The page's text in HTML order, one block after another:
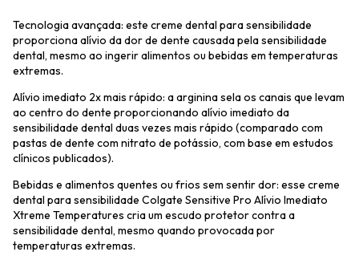
Tecnologia avançada: este creme dental para sensibilidade
proporciona alívio da dor de dente causada pela sensibilidade
dental, mesmo ao ingerir alimentos ou bebidas em temperaturas
extremas.
Alívio imediato 2x mais rápido: a arginina sela os canais que levam
ao centro do dente proporcionando alívio imediato da
sensibilidade dental duas vezes mais rápido (comparado com
pastas de dente com nitrato de potássio, com base em estudos
clínicos publicados).
Bebidas e alimentos quentes ou frios sem sentir dor: esse creme
dental para sensibilidade Colgate Sensitive Pro Alívio Imediato
Xtreme Temperatures cria um escudo protetor contra a
sensibilidade dental, mesmo quando provocada por
temperaturas extremas.